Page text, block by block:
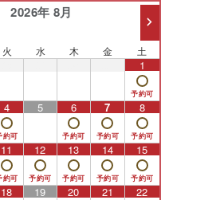
2026年 8月
火 水 木 金 土
1
4 5 6 7 8
11 12 13 14 15
18 19 20 21 22